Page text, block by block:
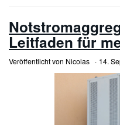
Leitfaden für
Veröffentlicht von Nicolas 14.